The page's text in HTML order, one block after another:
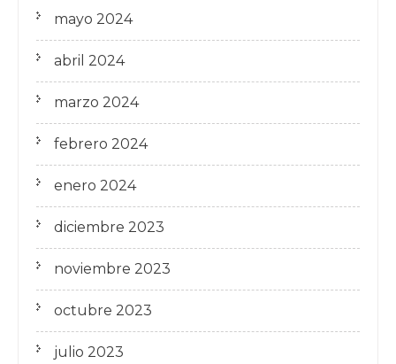
mayo 2024
abril 2024
marzo 2024
febrero 2024
enero 2024
diciembre 2023
noviembre 2023
octubre 2023
julio 2023